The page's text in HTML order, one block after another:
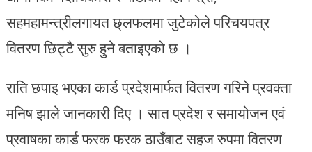
सहमहामन्त्रीलगायत छ्लफलमा जुटेकोले परिचयपत्र
वितरण छिट्टै सुरु हुने बताइएको छ ।
राति छपाइ भएका कार्ड प्रदेशमार्फत वितरण गरिने प्रवक्ता
मनिष झाले जानकारी दिए । सात प्रदेश र समायोजन एवं
प्रवाषका कार्ड फरक फरक ठाउँबाट सहज रुपमा वितरण